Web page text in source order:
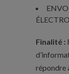
Finalité :
répondre